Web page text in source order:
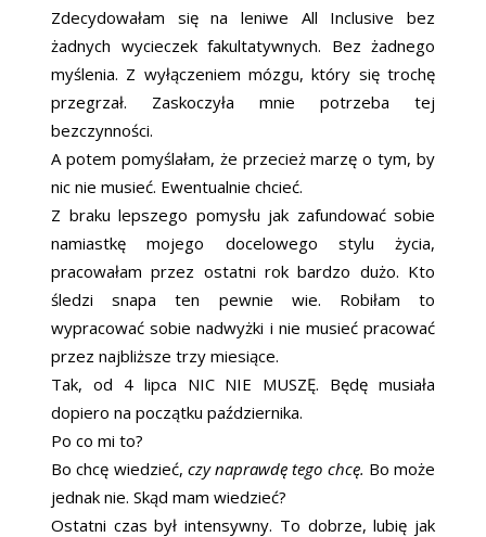
Zdecydowałam się na leniwe All Inclusive bez
żadnych wycieczek fakultatywnych. Bez żadnego
myślenia. Z wyłączeniem mózgu, który się trochę
przegrzał. Zaskoczyła mnie potrzeba tej
bezczynności.
A potem pomyślałam, że przecież marzę o tym, by
nic nie musieć. Ewentualnie chcieć.
Z braku lepszego pomysłu jak zafundować sobie
namiastkę mojego docelowego stylu życia,
pracowałam przez ostatni rok bardzo dużo. Kto
śledzi snapa ten pewnie wie. Robiłam to
wypracować sobie nadwyżki i nie musieć pracować
przez najbliższe trzy miesiące.
Tak, od 4 lipca NIC NIE MUSZĘ. Będę musiała
dopiero na początku października.
Po co mi to?
Bo chcę wiedzieć, czy naprawdę tego chcę. Bo może
jednak nie. Skąd mam wiedzieć?
Ostatni czas był intensywny. To dobrze, lubię jak